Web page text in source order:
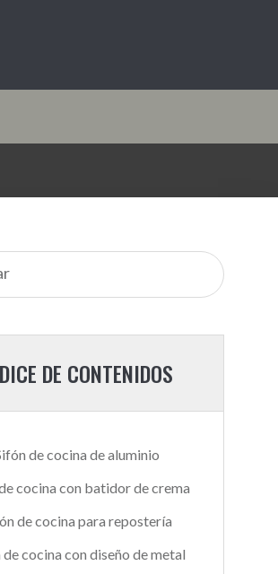
DE CONTENIDOS
de cocina de aluminio
cocina con batidor de crema
de cocina para repostería
de cocina con diseño de metal